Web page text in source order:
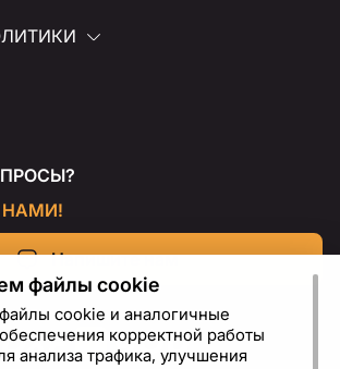
НАМИ!
Напишите нам
файлы cookie
cookie и аналогичные
корректной работы
анализа трафика, улучшения